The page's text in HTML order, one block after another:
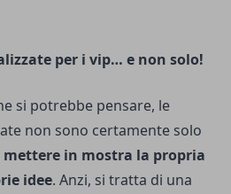
per i vip… e non solo!
si potrebbe pensare, le
non sono certamente solo
mettere in mostra la propria
idee. Anzi, si tratta di una